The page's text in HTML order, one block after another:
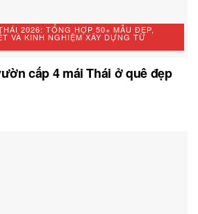
2026: TỔNG HỢP 50+ MẪU ĐẸP,
VÀ KINH NGHIỆM XÂY DỰNG TỪ
cấp 4 mái Thái ở quê đẹp